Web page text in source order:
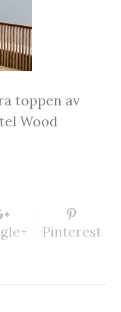
toppen av
Wood
Pinterest